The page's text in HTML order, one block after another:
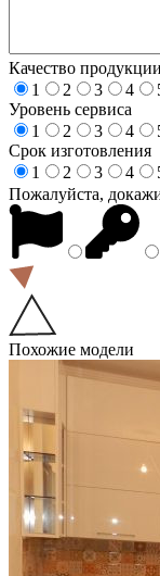
Качество продукции
1
2 3 4
Уровень сервиса
1
2 3 4
Срок изготовления
1
2 3 4
Пожалуйста,
Похожие модели